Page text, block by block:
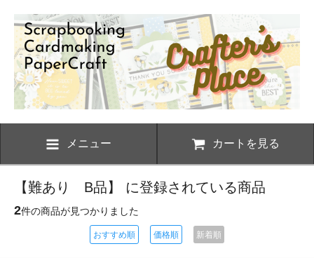
メニュー カートを見る
【難あり B品】 に登録されている商品
2件の商品が見つかりました
おすすめ順 価格順 新着順